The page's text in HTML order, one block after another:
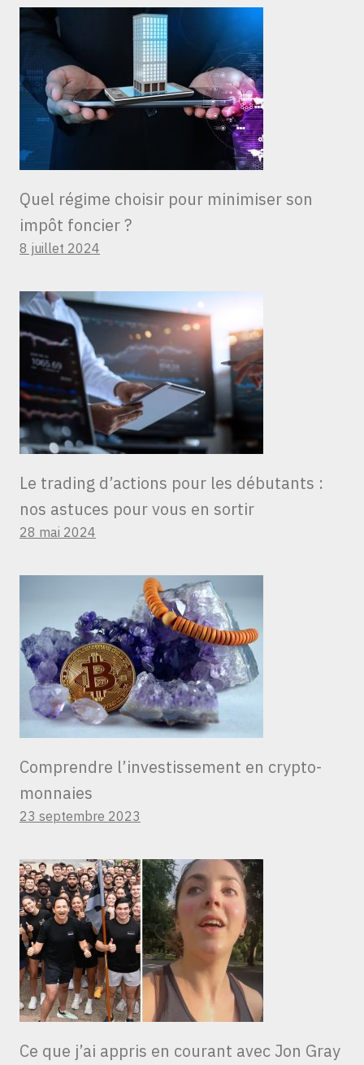
Quel régime choisir pour minimiser son
impôt foncier ?
8 juillet 2024
Le trading d’actions pour les débutants :
nos astuces pour vous en sortir
28 mai 2024
Comprendre l’investissement en crypto-
monnaies
23 septembre 2023
Ce que j’ai appris en courant avec Jon Gray